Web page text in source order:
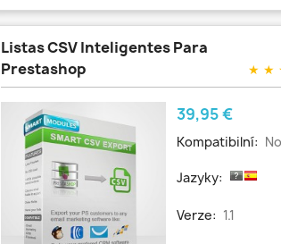
Listas CSV Inteligentes Para
Prestashop
★ ★
Cena
39,95 €
Kompatibilní: No
Jazyky:
Verze: 1.1